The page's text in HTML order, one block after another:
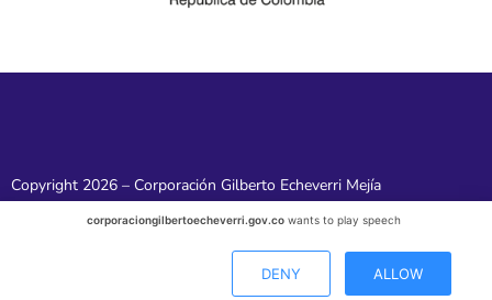
Copyright 2026 – Corporación Gilberto Echeverri Mejía
corporaciongilbertoecheverri.gov.cowants to play speech
DENY ALLOW